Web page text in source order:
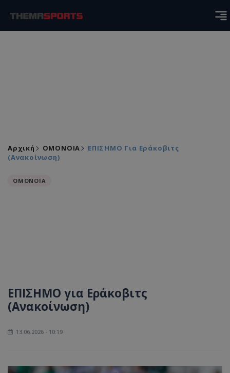
Αρχική ΟΜΟΝΟΙΑ
ΕΠΙΣΗΜΟ Για Εράκοβιτς
(Ανακοίνωση)
ΟΜΟΝΟΙΑ
ΕΠΙΣΗΜΟ για Εράκοβιτς
(Ανακοίνωση)
13.06.2026 - 10:19